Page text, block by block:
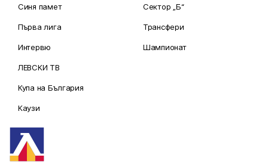
Синя памет
Първа лига
Интервю
ЛЕВСКИ ТВ
Купа на България
Каузи
Сектор „Б“
Трансфери
Шампионат